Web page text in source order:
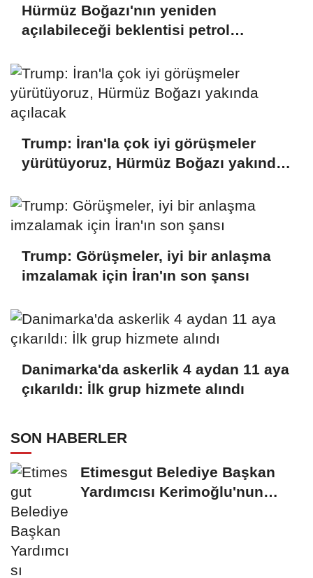
Hürmüz Boğazı'nın yeniden
açılabileceği beklentisi petrol
Trump: İran'la çok iyi görüşmeler
yürütüyoruz, Hürmüz Boğazı yakında
Trump: Görüşmeler, iyi bir anlaşma
imzalamak için İran'ın son şansı
Danimarka'da askerlik 4 aydan 11 aya
çıkarıldı: İlk grup hizmete alındı
SON HABERLER
Etimesgut Belediye Başkan
Yardımcısı Kerimoğlu'nun